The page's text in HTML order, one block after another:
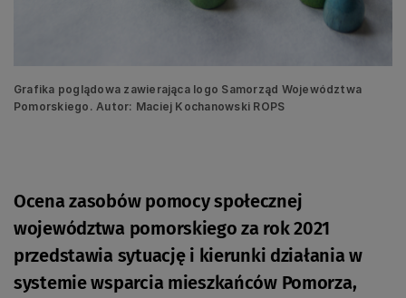
Grafika poglądowa zawierająca logo Samorząd Województwa
Pomorskiego. Autor: Maciej Kochanowski ROPS
Ocena zasobów pomocy społecznej
województwa pomorskiego za rok 2021
przedstawia sytuację i kierunki działania w
systemie wsparcia mieszkańców Pomorza,